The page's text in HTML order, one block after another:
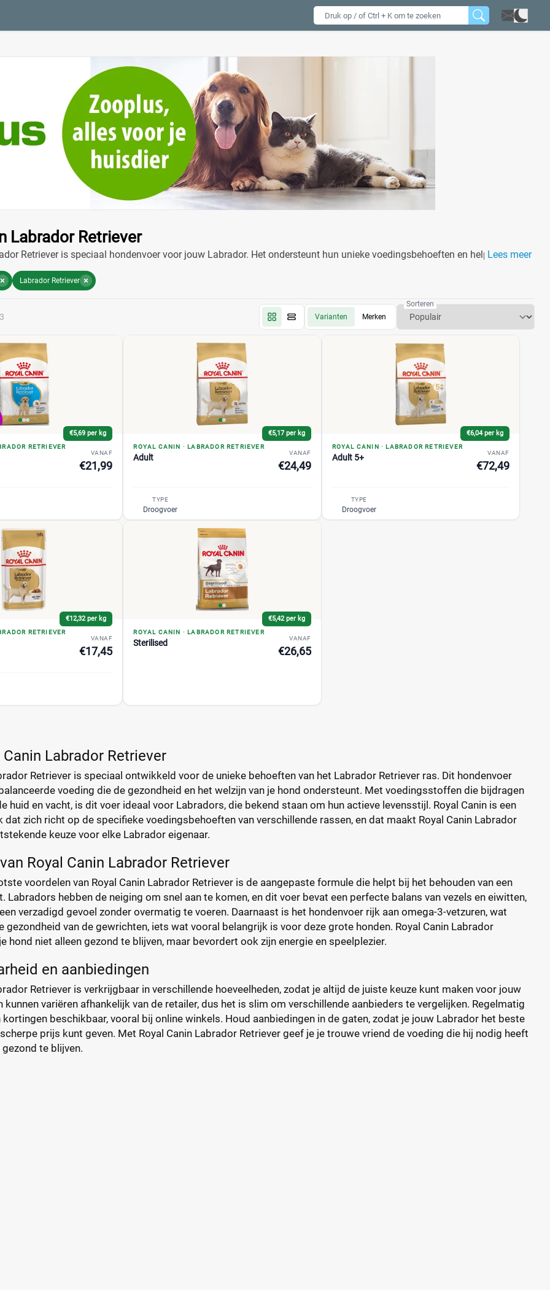
Labrador Retriever
Retriever is speciaal hondenvoer voor jouw Labrador. Het ondersteunt hun unieke voedingsbehoeften en helpt bij een
lekkere smaken en voedingsstoffen.
Lees meer
Labrador Retriever
Varianten Merken
Sorteren
€5,69 per kg
RETRIEVER
VANAF
€21,99
€5,17 per kg
ROYAL CANIN ·LABRADOR RETRIEVER
Adult VANAF
€24,49
TYPE
Droogvoer
€6,04 per kg
ROYAL CANIN ·LABRADOR RETRIEVER
Adult 5+ VANAF
€72,49
TYPE
Droogvoer
€12,32 per kg
RETRIEVER
VANAF
€17,45
€5,42 per kg
ROYAL CANIN ·LABRADOR RETRIEVER
Sterilised VANAF
€26,65
Canin Labrador Retriever
Retriever is speciaal ontwikkeld voor de unieke behoeften van het Labrador Retriever ras. Dit hondenvoer
voeding die de gezondheid en het welzijn van je hond ondersteunt. Met voedingsstoffen die bijdragen
huid en vacht, is dit voer ideaal voor Labradors, die bekend staan om hun actieve levensstijl. Royal Canin is een
dat zich richt op de specifieke voedingsbehoeften van verschillende rassen, en dat maakt Royal Canin Labrador
keuze voor elke Labrador eigenaar.
Royal Canin Labrador Retriever
voordelen van Royal Canin Labrador Retriever is de aangepaste formule die helpt bij het behouden van een
Labradors hebben de neiging om snel aan te komen, en dit voer bevat een perfecte balans van vezels en eiwitten,
verzadigd gevoel zonder overmatig te voeren. Daarnaast is het hondenvoer rijk aan omega-3-vetzuren, wat
gezondheid van de gewrichten, iets wat vooral belangrijk is voor deze grote honden. Royal Canin Labrador
hond niet alleen gezond te blijven, maar bevordert ook zijn energie en speelplezier.
en aanbiedingen
Retriever is verkrijgbaar in verschillende hoeveelheden, zodat je altijd de juiste keuze kunt maken voor jouw
kunnen variëren afhankelijk van de retailer, dus het is slim om verschillende aanbieders te vergelijken. Regelmatig
kortingen beschikbaar, vooral bij online winkels. Houd aanbiedingen in de gaten, zodat je jouw Labrador het beste
prijs kunt geven. Met Royal Canin Labrador Retriever geef je je trouwe vriend de voeding die hij nodig heeft
te blijven.